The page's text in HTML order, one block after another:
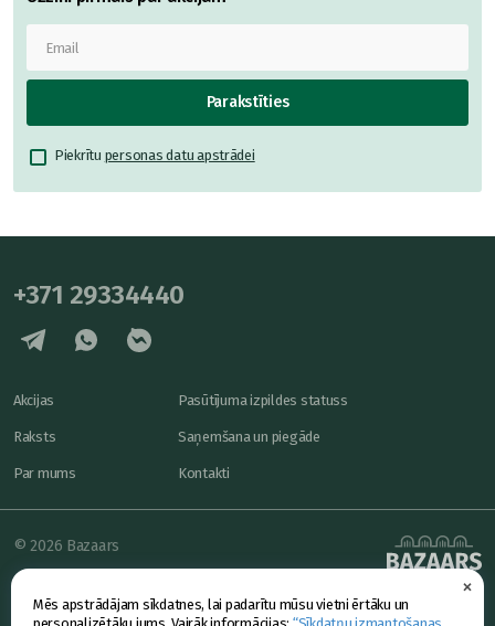
×
Mēs apstrādājam sīkdatnes, lai padarītu mūsu vietni ērtāku un
Parakstīties
Piekrītu personas datu apstrādei
+371 29334440
Akcijas
Raksts
Par mums
Pasūtījuma izpildes statuss
Saņemšana un piegāde
Kontakti
powered by
© 2026 Bazaars
Konfidencialitāte
Piedāvājums